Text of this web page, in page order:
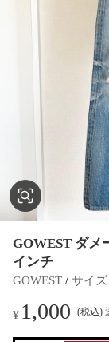
GOWEST ダメ
インチ
GOWEST / サイズ
¥ 1,000 (税込)